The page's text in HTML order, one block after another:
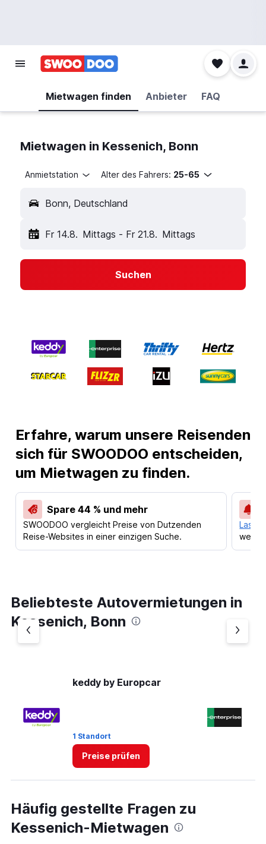
Mietwagen finden Anbieter FAQ
Mietwagen in Kessenich, Bonn
Anmietstation Alter des Fahrers: 25-65
Bonn, Deutschland
Fr 14.8. Mittags - Fr 21.8. Mittags
Suchen
Erfahre, warum unsere Reisenden
sich für SWOODOO entscheiden,
um Mietwagen zu finden.
Spare 44 % und mehr
SWOODOO vergleicht Preise von Dutzenden
Reise-Websites in einer einzigen Suche.
Lass
Beliebteste Autovermietungen in
Kessenich, Bonn
keddy by Europcar
1 Standort
Preise prüfen
Häufig gestellte Fragen zu
Kessenich-Mietwagen